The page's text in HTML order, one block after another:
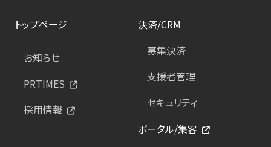
トップページ
お知らせ
PRTIMES
採用情報
決済/CRM
募集決済
支援者管理
セキュリティ
ポータル/集客